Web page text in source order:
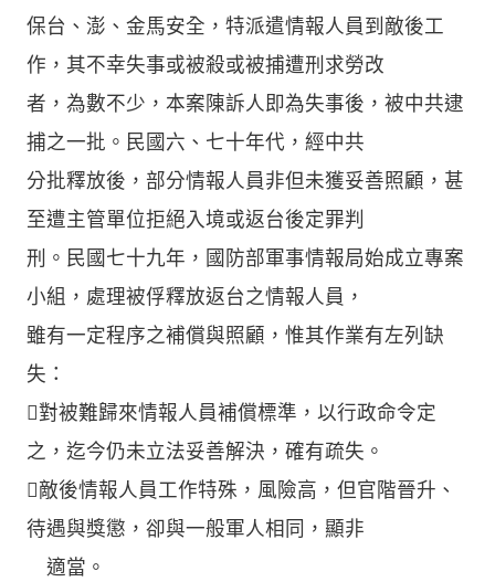
保台、澎、金馬安全，特派遣情報人員到敵後工
作，其不幸失事或被殺或被捕遭刑求勞改
者，為數不少，本案陳訴人即為失事後，被中共逮
捕之一批。民國六、七十年代，經中共
分批釋放後，部分情報人員非但未獲妥善照顧，甚
至遭主管單位拒絕入境或返台後定罪判
刑。民國七十九年，國防部軍事情報局始成立專案
小組，處理被俘釋放返台之情報人員，
雖有一定程序之補償與照顧，惟其作業有左列缺
失：
對被難歸來情報人員補償標準，以行政命令定
之，迄今仍未立法妥善解決，確有疏失。
敵後情報人員工作特殊，風險高，但官階晉升、
待遇與獎懲，卻與一般軍人相同，顯非
適當。